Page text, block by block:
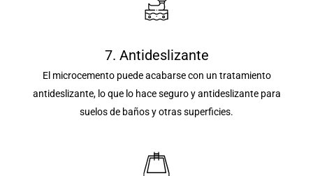
7. Antideslizante
El microcemento puede acabarse con un tratamiento
antideslizante, lo que lo hace seguro y antideslizante para
suelos de baños y otras superficies.